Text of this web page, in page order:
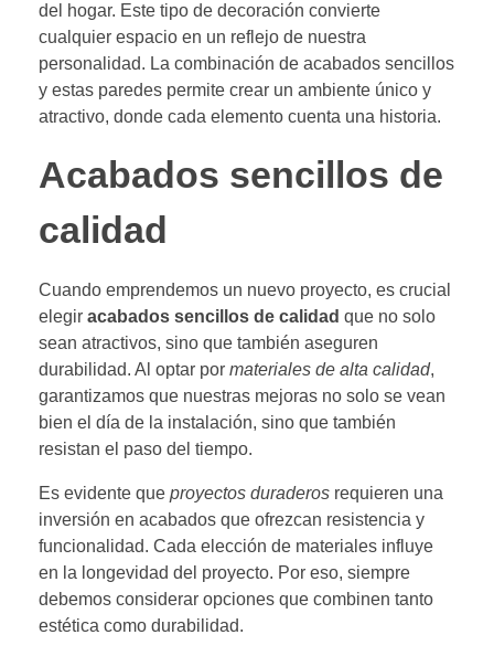
del hogar. Este tipo de decoración convierte
cualquier espacio en un reflejo de nuestra
personalidad. La combinación de acabados sencillos
y estas paredes permite crear un ambiente único y
atractivo, donde cada elemento cuenta una historia.
Acabados sencillos de
calidad
Cuando emprendemos un nuevo proyecto, es crucial
elegir acabados sencillos de calidad que no solo
sean atractivos, sino que también aseguren
durabilidad. Al optar por materiales de alta calidad,
garantizamos que nuestras mejoras no solo se vean
bien el día de la instalación, sino que también
resistan el paso del tiempo.
Es evidente que proyectos duraderos requieren una
inversión en acabados que ofrezcan resistencia y
funcionalidad. Cada elección de materiales influye
en la longevidad del proyecto. Por eso, siempre
debemos considerar opciones que combinen tanto
estética como durabilidad.